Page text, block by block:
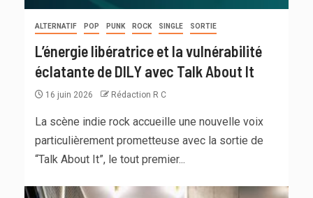
ALTERNATIF POP PUNK ROCK SINGLE SORTIE
L’énergie libératrice et la vulnérabilité
éclatante de DILY avec Talk About It
16 juin 2026 Rédaction R C
La scène indie rock accueille une nouvelle voix
particulièrement prometteuse avec la sortie de
“Talk About It”, le tout premier...